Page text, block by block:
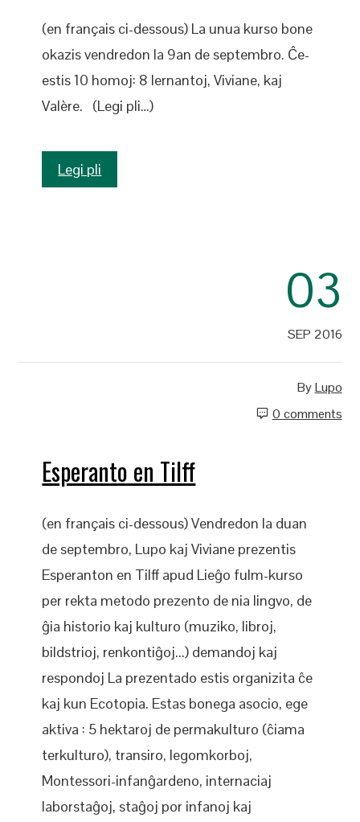
(en français ci-dessous) La unua kurso bone
okazis vendredon la 9an de septembro. Ĉe-
estis 10 homoj: 8 lernantoj, Viviane, kaj
Valère. (Legi pli…)
Legi pli
03
SEP 2016
ByLupo
0 comments
Esperanto en Tilff
(en français ci-dessous) Vendredon la duan
de septembro, Lupo kaj Viviane prezentis
Esperanton en Tilff apud Lieĝo fulm-kurso
per rekta metodo prezento de nia lingvo, de
ĝia historio kaj kulturo (muziko, libroj,
bildstrioj, renkontiĝoj...) demandoj kaj
respondoj La prezentado estis organizita ĉe
kaj kun Ecotopia. Estas bonega asocio, ege
aktiva : 5 hektaroj de permakulturo (ĉiama
terkulturo), transiro, legomkorboj,
Montessori-infanĝardeno, internaciaj
laborstaĝoj, staĝoj por infanoj kaj